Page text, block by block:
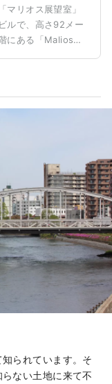
マリオス展望室」
ルで、高さ92メー
にある「Malios展
望を楽しむことが
知られています。そ
ない土地に来て不